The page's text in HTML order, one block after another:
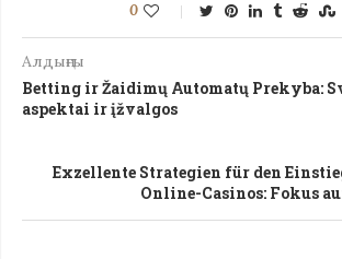
0
Алдыңғы
Betting ir Žaidimų Automatų Prekyba:
aspektai ir įžvalgos
Exzellente Strategien für den
Online-Casinos: Fokus